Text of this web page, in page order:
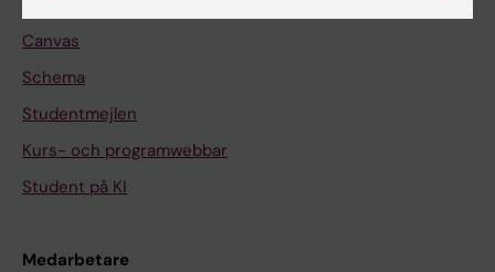
Canvas
Schema
Studentmejlen
Kurs- och programwebbar
Student på KI
Medarbetare